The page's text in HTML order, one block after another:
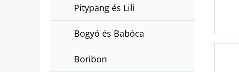
Pitypang és Lili
Bogyó és Babóca
Boribon